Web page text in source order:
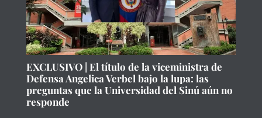
EXCLUSIVO | El título de la viceministra de
Defensa Angelica Verbel bajo la lupa: las
preguntas que la Universidad del Sinú aún no
responde